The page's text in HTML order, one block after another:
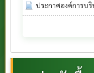
ประกาศองค์การบริหารส่วนตำบลโคกสะอาด เรื่อง